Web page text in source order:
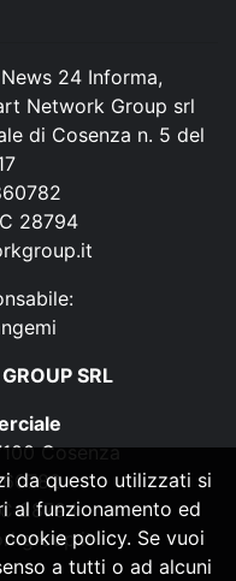
24 Informa,
Network Group srl
di Cosenza n. 5 del
28794
SRL
Cosenza
28794
da questo utilizzati si
al funzionamento ed
policy. Se vuoi
a tutti o ad alcuni